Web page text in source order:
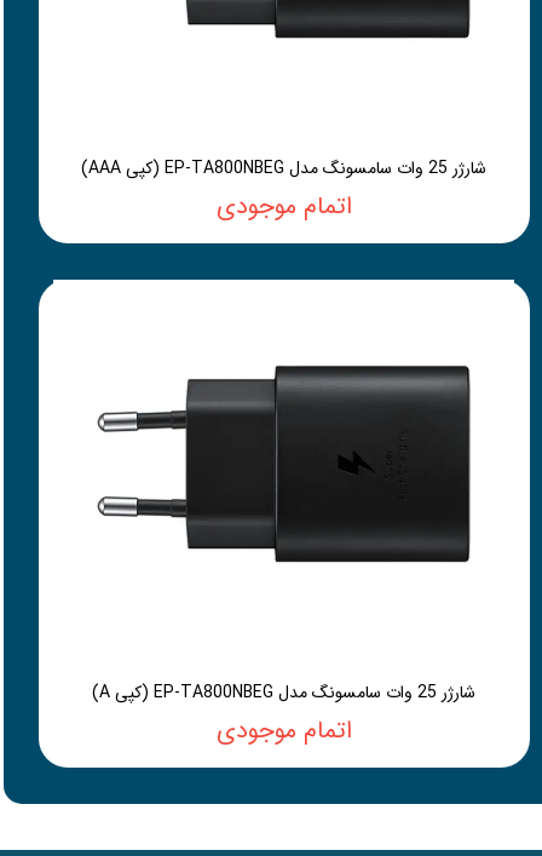
شارژر 25 وات سامسونگ مدل EP-TA800NBEG (کپی AAA)
اتمام موجودی
شارژر 25 وات سامسونگ مدل EP-TA800NBEG (کپی A)
اتمام موجودی